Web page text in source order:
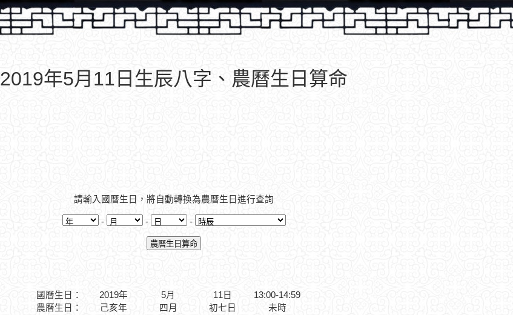
2019年5月11日生辰八字、農曆生日算命
請輸入國曆生日，將自動轉換為農曆生日進行查詢
- - -
國曆生日： 2019年 5月 11日
13:00-14:59
農曆生日：
己亥年 四月 初七日
未時